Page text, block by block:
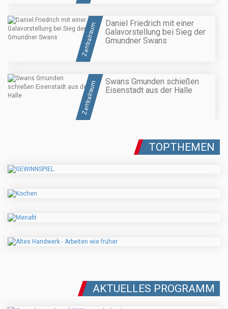
Zentralraum
Daniel Friedrich mit einer
Galavorstellung bei Sieg der
Gmundner Swans
Zentralraum
Swans Gmunden schießen
Eisenstadt aus der Halle
TOPTHEMEN
AKTUELLES PROGRAMM